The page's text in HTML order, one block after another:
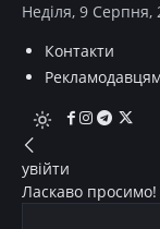
Неділя, 9 Серпня,
Контакти
Рекламодавцям
увійти
Ласкаво просимо!